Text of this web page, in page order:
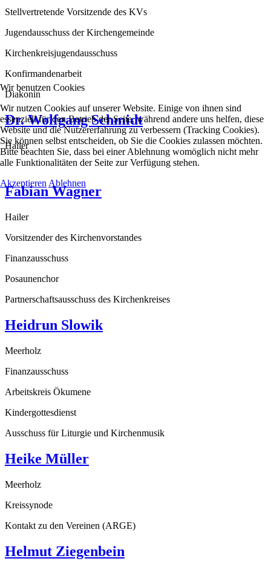
Stellvertretende Vorsitzende des KVs
Jugendausschuss der Kirchengemeinde
Kirchenkreisjugendausschuss
Konfirmandenarbeit
Diakonin
Dr. Wolfgang Schmidt
Hailer
Fabian Wagner
Hailer
Vorsitzender des Kirchenvorstandes
Finanzausschuss
Posaunenchor
Partnerschaftsausschuss des Kirchenkreises
Heidrun Slowik
Meerholz
Finanzausschuss
Arbeitskreis Ökumene
Kindergottesdienst
Ausschuss für Liturgie und Kirchenmusik
Heike Müller
Meerholz
Kreissynode
Kontakt zu den Vereinen (ARGE)
Helmut Ziegenbein
Wir benutzen Cookies
Wir nutzen Cookies auf unserer Website. Einige von ihnen sind
essenziell für den Betrieb der Seite, während andere uns helfen, diese
Website und die Nutzererfahrung zu verbessern (Tracking Cookies).
Sie können selbst entscheiden, ob Sie die Cookies zulassen möchten.
Bitte beachten Sie, dass bei einer Ablehnung womöglich nicht mehr
alle Funktionalitäten der Seite zur Verfügung stehen.
Akzeptieren Ablehnen